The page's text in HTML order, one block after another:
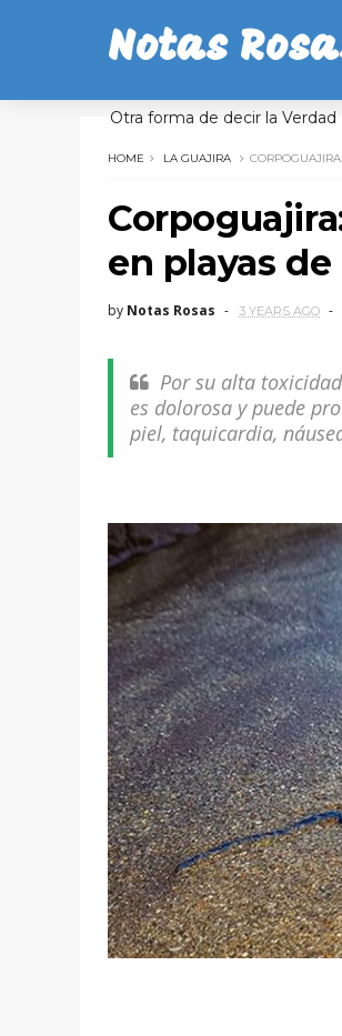
Notas
Otra forma de decir la Verdad
HOME LA GUAJIRA
en playas
by Notas Rosas 3 YEARS AGO
Por su alta
es dolorosa y puede
piel, taquicardia,